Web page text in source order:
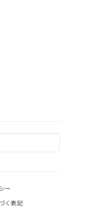
ー
く表記